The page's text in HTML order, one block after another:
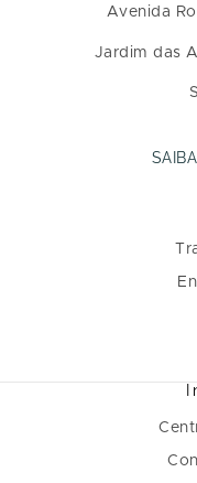
Avenida
Jardim das